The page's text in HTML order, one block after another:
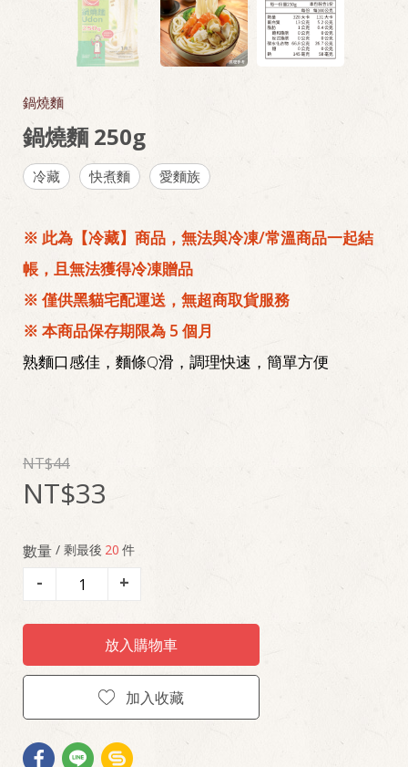
鍋燒麵
鍋燒麵 250g
冷藏 快煮麵 愛麵族
※ 此為【冷藏】商品，無法與冷凍/常溫商品一起結
帳，且無法獲得冷凍贈品
※ 僅供黑貓宅配運送，無超商取貨服務
※ 本商品保存期限為 5 個月
熟麵口感佳，麵條Q滑，調理快速，簡單方便
44
33
數量 / 剩最後 20 件
- +
放入購物車
加入收藏